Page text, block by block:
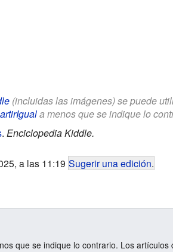
(incluidas las imágenes) se puede
a menos que se indique lo
. Enciclopedia Kiddle.
a las 11:19 Sugerir una edición.
que se indique lo contrario. Los artículos